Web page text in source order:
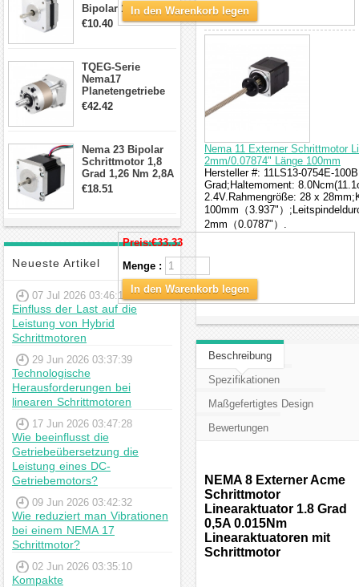
Bipolar 1.8 Grad
8.7Ncm 1A 3.5V 4
€10.40
TQEG-Serie
Nema17
Planetengetriebe
10:1 Spiel 15Arc-
€42.42
Nema 23 Bipolar
Schrittmotor 1,8
Grad 1,26 Nm 2,8A
2,5V 4 Drähte
€18.51
Neueste Artikel
07 Jul 2026 03:46:14
Einfluss der Last auf die
Leistung von Hybrid
Schrittmotoren
29 Jun 2026 03:37:39
Technologische
Herausforderungen bei
linearen Schrittmotoren
17 Jun 2026 03:47:28
Wie beeinflusst die
Getriebeübersetzung die
Leistung eines DC-
Getriebemotors?
09 Jun 2026 03:42:32
Wie reduziert man Vibrationen
bei einem NEMA 17
Schrittmotor?
02 Jun 2026 03:35:10
Kompakte
In den Warenkorb legen
Nema 11 Externer Schrittmotor
2mm/0.07874" Länge 100mm
Hersteller #: 11LS13-0754E-
Grad;Haltemoment:
2.4V.Rahmengröße: 28 x
100mm（3.937"）
2mm（0.0787"）.
Preis:€33.33
Menge :
In den Warenkorb legen
Beschreibung
Spezifikationen
Maßgefertigtes Design
Bewertungen
NEMA 8 Externer Acme
Schrittmotor
Linearaktuator 1.8 Grad
0,5A 0.015Nm
Linearaktuatoren mit
Schrittmotor